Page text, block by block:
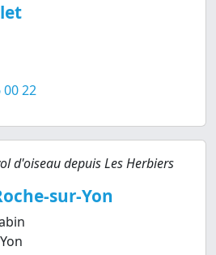
00 22
d'oiseau depuis Les Herbiers
sur-Yon